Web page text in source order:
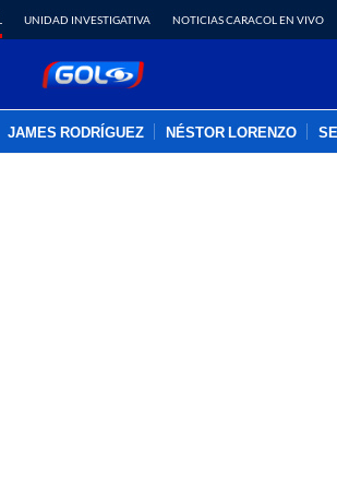
UNIDAD INVESTIGATIVA NOTICIAS CARACOL EN VIVO
JAMES RODRÍGUEZ NÉSTOR LORENZO